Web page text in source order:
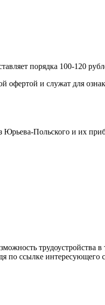
порядка 100-120
офертой и служат для
Польского и их
по ссылке